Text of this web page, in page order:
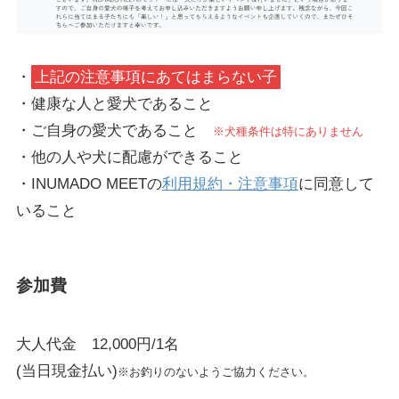
・ 上記の注意事項にあてはまらない子
・健康な人と愛犬であること
・ご自身の愛犬であること
※犬種条件は特にありません
・他の人や犬に配慮ができること
・INUMADO MEETの利用規約・注意事項に同意して
いること
参加費
大人代金 12,000円/1名
(当日現金払い) ※お釣りのないようご協力ください。